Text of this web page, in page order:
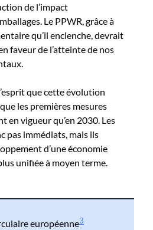
de l’impact
Le PPWR, grâce à
qu’il enclenche, devrait
faveur de l’atteinte de nos
que cette évolution
les premières mesures
en vigueur qu’en 2030. Les
pas immédiats, mais ils
d’une économie
unifiée à moyen terme.
européenne3